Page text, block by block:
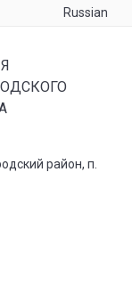
Russian
район, п.